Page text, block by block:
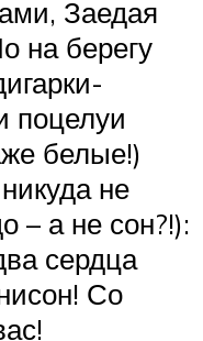
Заедая
на берегу
белые!)
не
– а не сон?!):
сердца
Со